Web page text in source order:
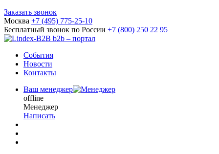
Заказать звонок
Москва +7 (495) 775-25-10
Бесплатный звонок по России +7 (800) 250 22 95
b2b – портал
События
Новости
Контакты
Ваш менеджер
offline
Менеджер
Написать